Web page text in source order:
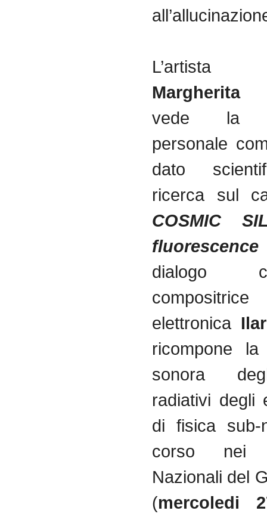
Margherita
vede la
personale
dato
ricerca sul
COSMIC
dialogo
elettronica
ricompone la
sonora
radiativi degli
di fisica sub-
corso nei
Nazionali del
(mercoledi